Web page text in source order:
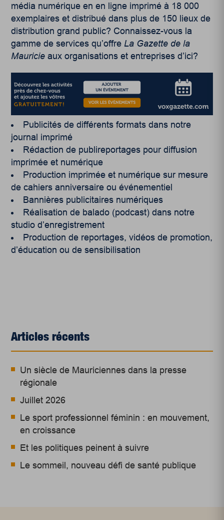
média numérique en en ligne imprimé à 18 000
exemplaires et distribué dans plus de 150 lieux de
distribution grand public? Connaissez-vous la
gamme de services qu’offre La Gazette de la
Mauricie aux organisations et entreprises d’ici?
Publicités de différents formats dans notre
journal imprimé
Rédaction de publireportages pour diffusion
imprimée et numérique
Production imprimée et numérique sur mesure
de cahiers anniversaire ou événementiel
Bannières publicitaires numériques
Réalisation de balado (podcast) dans notre
studio d’enregistrement
Production de reportages, vidéos de promotion,
d’éducation ou de sensibilisation
Articles récents
Un siècle de Mauriciennes dans la presse
régionale
Juillet 2026
Le sport professionnel féminin : en mouvement,
en croissance
Et les politiques peinent à suivre
Le sommeil, nouveau défi de santé publique